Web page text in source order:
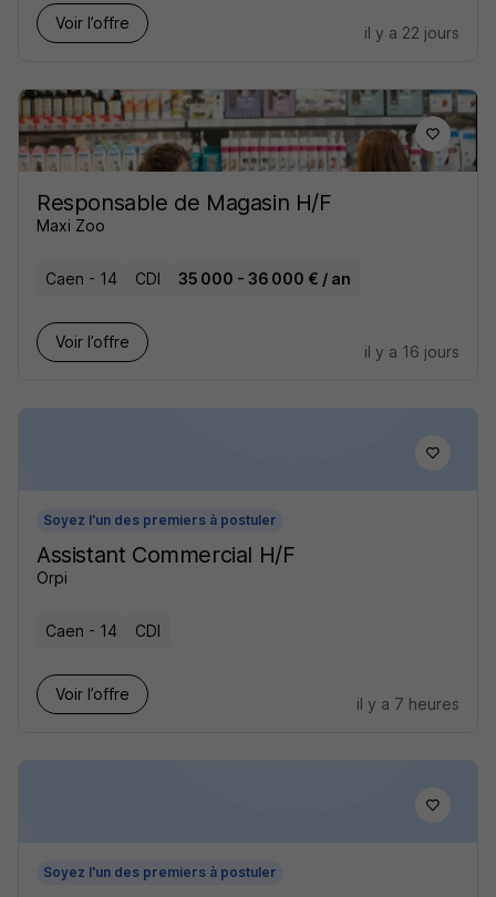
Voir l’offre
il y a 22 jours
Responsable de Magasin H/F
Maxi Zoo
Caen - 14 CDI 35 000 - 36 000 € / an
Voir l’offre
il y a 16 jours
Soyez l'un des premiers à postuler
Assistant Commercial H/F
Orpi
Caen - 14 CDI
Voir l’offre
il y a 7 heures
Soyez l'un des premiers à postuler